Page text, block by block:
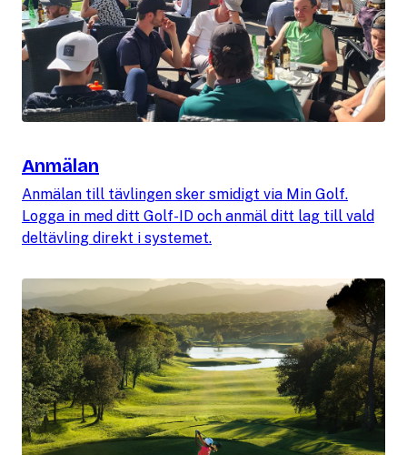
Anmälan
Anmälan till tävlingen sker smidigt via Min Golf.
Logga in med ditt Golf-ID och anmäl ditt lag till vald
deltävling direkt i systemet.